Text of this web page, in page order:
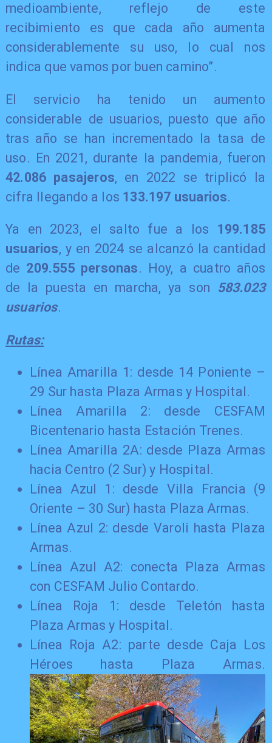
medioambiente, reflejo de este
recibimiento es que cada año aumenta
considerablemente su uso, lo cual nos
indica que vamos por buen camino”.
El servicio ha tenido un aumento
considerable de usuarios, puesto que año
tras año se han incrementado la tasa de
uso. En 2021, durante la pandemia, fueron
42.086 pasajeros, en 2022 se triplicó la
cifra llegando a los 133.197 usuarios.
Ya en 2023, el salto fue a los 199.185
usuarios, y en 2024 se alcanzó la cantidad
de 209.555 personas. Hoy, a cuatro años
de la puesta en marcha, ya son 583.023
usuarios.
Rutas:
Línea Amarilla 1: desde 14 Poniente –
29 Sur hasta Plaza Armas y Hospital.
Línea Amarilla 2: desde CESFAM
Bicentenario hasta Estación Trenes.
Línea Amarilla 2A: desde Plaza Armas
hacia Centro (2 Sur) y Hospital.
Línea Azul 1: desde Villa Francia (9
Oriente – 30 Sur) hasta Plaza Armas.
Línea Azul 2: desde Varoli hasta Plaza
Armas.
Línea Azul A2: conecta Plaza Armas
con CESFAM Julio Contardo.
Línea Roja 1: desde Teletón hasta
Plaza Armas y Hospital.
Línea Roja A2: parte desde Caja Los
Héroes hasta Plaza Armas.